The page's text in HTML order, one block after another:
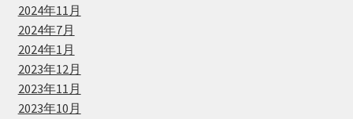
2024年11月
2024年7月
2024年1月
2023年12月
2023年11月
2023年10月